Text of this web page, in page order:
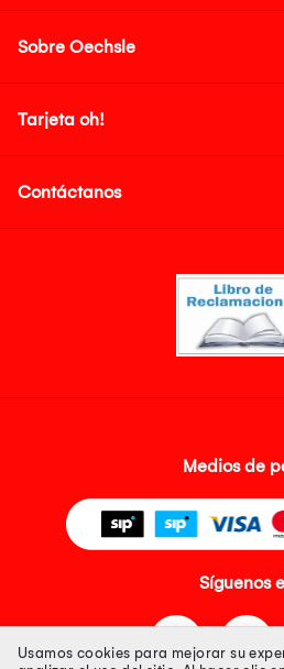
Sobre Oechsle
Tarjeta oh!
Contáctanos
Medios de
Síguenos
Usamos cookies para mejorar su